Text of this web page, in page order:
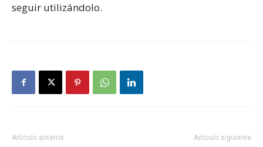
seguir utilizándolo.
Artículo anterior Artículo siguiente